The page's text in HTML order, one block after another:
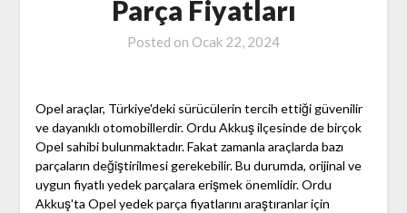
Parça Fiyatları
Posted on Ocak 22, 2024
Opel araçlar, Türkiye'deki sürücülerin tercih ettiği güvenilir
ve dayanıklı otomobillerdir. Ordu Akkuş ilçesinde de birçok
Opel sahibi bulunmaktadır. Fakat zamanla araçlarda bazı
parçaların değiştirilmesi gerekebilir. Bu durumda, orijinal ve
uygun fiyatlı yedek parçalara erişmek önemlidir. Ordu
Akkuş'ta Opel yedek parça fiyatlarını araştıranlar için